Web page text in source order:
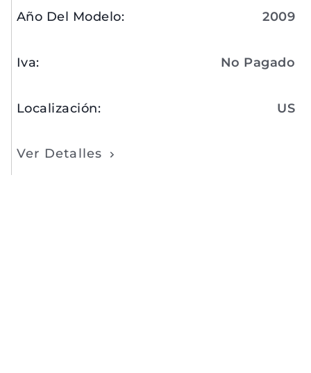
Año Del Modelo: 2009
Iva: No Pagado
Localización: US
Ver Detalles